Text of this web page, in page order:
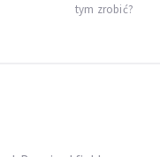
tym zrobić?